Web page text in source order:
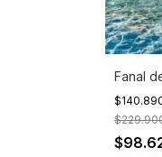
Fanal